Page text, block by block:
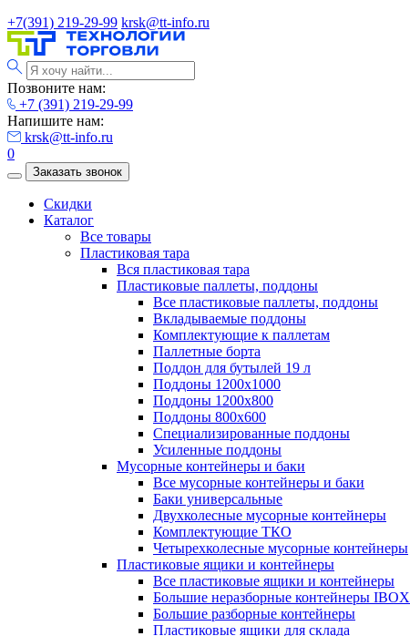
+7(391) 219-29-99 krsk@tt-info.ru
Позвоните нам:
+7 (391) 219-29-99
Напишите нам:
krsk@tt-info.ru
0
Заказать звонок
Скидки
Каталог
Все товары
Пластиковая тара
Вся пластиковая тара
Пластиковые паллеты, поддоны
Все пластиковые паллеты, поддоны
Вкладываемые поддоны
Комплектующие к паллетам
Паллетные борта
Поддон для бутылей 19 л
Поддоны 1200х1000
Поддоны 1200х800
Поддоны 800х600
Специализированные поддоны
Усиленные поддоны
Мусорные контейнеры и баки
Все мусорные контейнеры и баки
Баки универсальные
Двухколесные мусорные контейнеры
Комплектующие ТКО
Четырехколесные мусорные контейнеры
Пластиковые ящики и контейнеры
Все пластиковые ящики и контейнеры
Большие неразборные контейнеры IBOX
Большие разборные контейнеры
Пластиковые ящики для склада